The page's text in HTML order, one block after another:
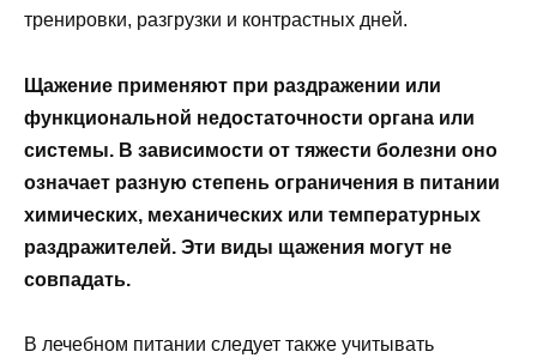
тренировки, разгрузки и контрастных дней.
Щажение применяют при раздражении или
функциональной недостаточности органа или
системы. В зависимости от тяжести болезни оно
означает разную степень ограничения в питании
химических, механических или температурных
раздражителей. Эти виды щажения могут не
совпадать.
В лечебном питании следует также учитывать